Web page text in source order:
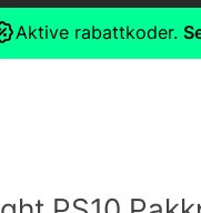
Aktive rabattkoder.